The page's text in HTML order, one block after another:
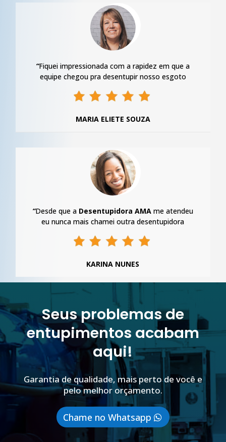
“Fiquei impressionada com a rapidez em que a
equipe chegou pra desentupir nosso esgoto
MARIA ELIETE SOUZA
“Desde que a Desentupidora AMA me atendeu
eu nunca mais chamei outra desentupidora
KARINA NUNES
Seus problemas de
entupimentos acabam
aqui!
Garantia de qualidade, mais perto de você e
pelo melhor orçamento.
Chame no Whatsapp